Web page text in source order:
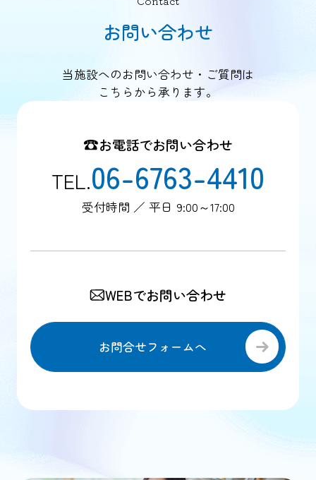
お問い合わせ
当施設へのお問い合わせ・ご質問は
こちらから承ります。
お電話でお問い合わせ
TEL.06-6763-4410
受付時間 ／ 平日 9:00～17:00
WEBでお問い合わせ
お問合せフォームへ